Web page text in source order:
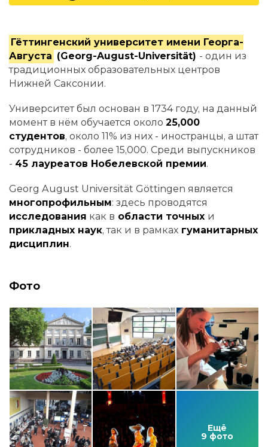
Гёттингенский университет имени Георга-
Августа (Georg-August-Universität) - один из
традиционных образовательных центров
Нижней Саксонии.
Университет был основан в 1734 году, на данный
момент в нём обучается около 25,000
студентов, около 11% из них - иностранцы, а штат
сотрудников - более 15,000. Среди выпускников
- 45 лауреатов Нобелевской премии.
Georg August Universität Göttingen является
многопрофильным: здесь проводятся
исследования как в области точных и
прикладных наук, так и в рамках гуманитарных
дисциплин.
Фото
Ещё
9 фото